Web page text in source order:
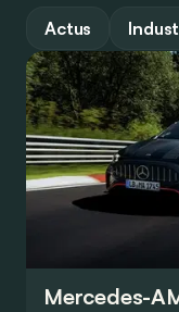
Actus
Mercedes-